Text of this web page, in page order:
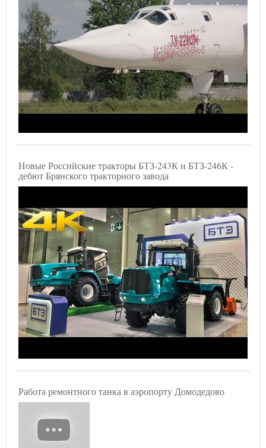
Новые Российские тракторы БТЗ-243К и БТЗ-246К -
дебют Брянского тракторного завода
Работа ремонтного танка в аэропорту Домодедово